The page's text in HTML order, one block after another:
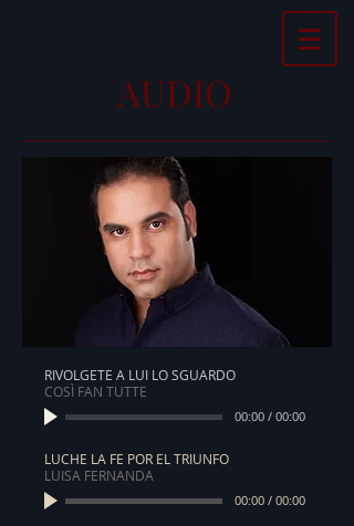
AUDIO
RIVOLGETE A LUI LO SGUARDO
COSÌ FAN TUTTE
00:00 / 00:00
LUCHE LA FE POR EL TRIUNFO
LUISA FERNANDA
00:00 / 00:00